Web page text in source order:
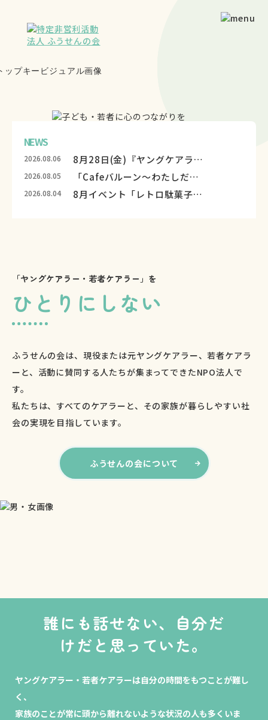
NEWS
2026.08.06 8月28日(金)『ヤングケアラーを知るセッション』 開催のお知らせ🎈
2026.08.05 「Cafeバルーン～わたしだけの一杯をつくろう～」を開催しました☕💭
2026.08.04 8月イベント「レトロ駄菓子屋風船堂～夏のタイムスリップ編～」開催します🍬🎶
「ヤングケアラー・若者ケアラー」を
ひとりにしない
ふうせんの会は、現役または元ヤングケアラー、若者ケアラ
ーと、活動に賛同する人たちが集まってできたNPO法人で
す。
私たちは、すべてのケアラーと、その家族が暮らしやすい社
会の実現を目指しています。
ふうせんの会について
誰にも話せない、
自分だ
けだと思っていた。
ヤングケアラー・若者ケアラーは自分の時間をもつことが難し
く、
家族のことが常に頭から離れないような状況の人も多くいま